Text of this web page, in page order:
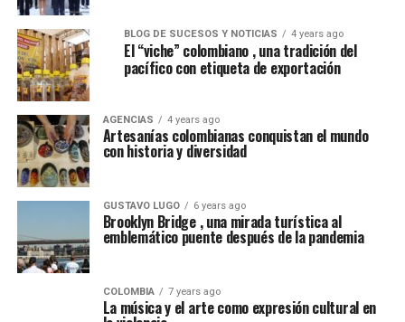
BLOG DE SUCESOS Y NOTICIAS 4 years ago
El “viche” colombiano , una tradición del
pacífico con etiqueta de exportación
AGENCIAS 4 years ago
Artesanías colombianas conquistan el mundo
con historia y diversidad
GUSTAVO LUGO 6 years ago
Brooklyn Bridge , una mirada turística al
emblemático puente después de la pandemia
COLOMBIA 7 years ago
La música y el arte como expresión cultural en